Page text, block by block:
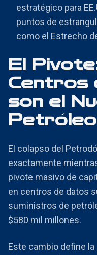
estratégico para
puntos de
como el Estrecho
El
Centros
son el
Petróleo
El colapso del
exactamente
pivote masivo de
en centros de datos
suministros de
$580 mil millones.
Este cambio define la